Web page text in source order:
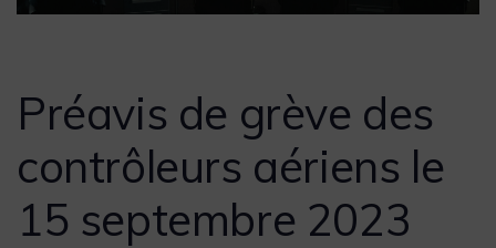
Préavis de grève des
contrôleurs aériens le
15 septembre 2023
navigation